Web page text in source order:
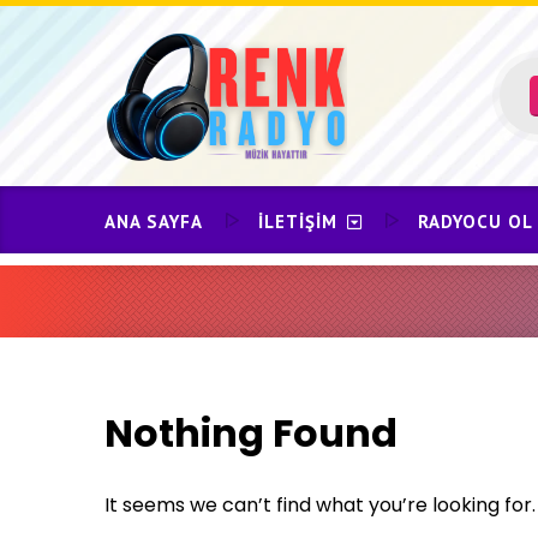
Skip
content
ANA SAYFA İLETIŞIM RADYOCU OL
Nothing Found
It seems we can’t find what you’re looking